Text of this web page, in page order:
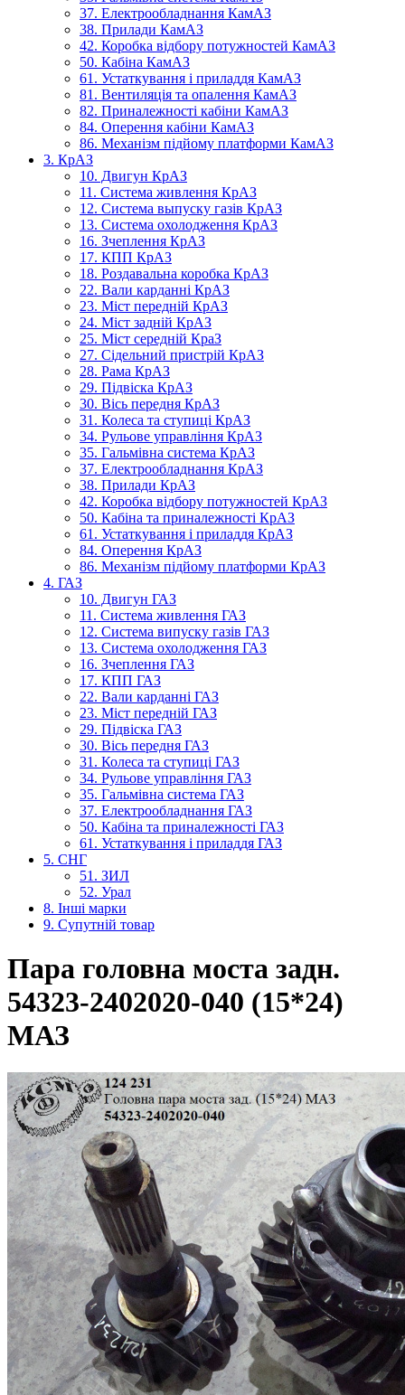
37. Електрообладнання КамАЗ
38. Прилади КамАЗ
42. Коробка відбору потужностей КамАЗ
50. Кабіна КамАЗ
61. Устаткування і приладдя КамАЗ
81. Вентиляція та опалення КамАЗ
82. Приналежності кабіни КамАЗ
84. Оперення кабіни КамАЗ
86. Механізм підйому платформи КамАЗ
3. КрАЗ
10. Двигун КрАЗ
11. Система живлення КрАЗ
12. Система выпуску газів КрАЗ
13. Система охолодження КрАЗ
16. Зчеплення КрАЗ
17. КПП КрАЗ
18. Роздавальна коробка КрАЗ
22. Вали карданні КрАЗ
23. Міст передній КрАЗ
24. Міст задній КрАЗ
25. Міст середній КраЗ
27. Сідельний пристрій КрАЗ
28. Рама КрАЗ
29. Підвіска КрАЗ
30. Вісь передня КрАЗ
31. Колеса та ступиці КрАЗ
34. Рульове управління КрАЗ
35. Гальмівна система КрАЗ
37. Електрообладнання КрАЗ
38. Прилади КрАЗ
42. Коробка відбору потужностей КрАЗ
50. Кабіна та приналежності КрАЗ
61. Устаткування і приладдя КрАЗ
84. Оперення КрАЗ
86. Механізм підйому платформи КрАЗ
4. ГАЗ
10. Двигун ГАЗ
11. Система живлення ГАЗ
12. Система випуску газів ГАЗ
13. Система охолодження ГАЗ
16. Зчеплення ГАЗ
17. КПП ГАЗ
22. Вали карданні ГАЗ
23. Міст передній ГАЗ
29. Підвіска ГАЗ
30. Вісь передня ГАЗ
31. Колеса та ступиці ГАЗ
34. Рульове управління ГАЗ
35. Гальмівна система ГАЗ
37. Електрообладнання ГАЗ
50. Кабіна та приналежності ГАЗ
61. Устаткування і приладдя ГАЗ
5. СНГ
51. ЗИЛ
52. Урал
8. Інші марки
9. Супутній товар
Пара головна моста задн.
54323-2402020-040 (15*24)
МАЗ